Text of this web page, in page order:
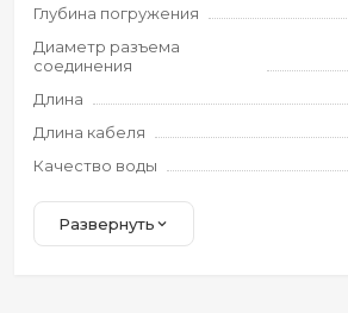
Глубина погружения
Диаметр разъема
соединения
Длина
Длина кабеля
Качество воды
Развернуть